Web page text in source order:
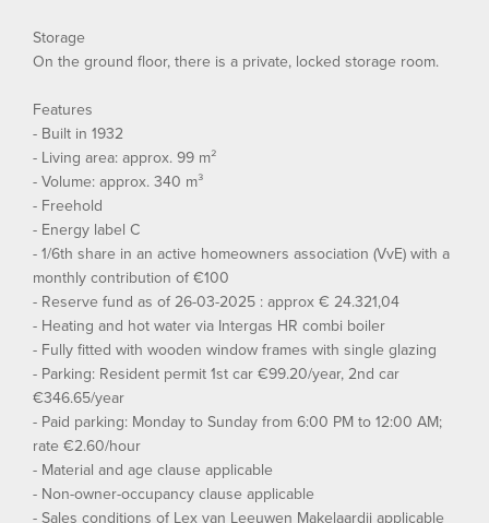
Storage
On the ground floor, there is a private, locked storage room.
Features
- Built in 1932
- Living area: approx. 99 m²
- Volume: approx. 340 m³
- Freehold
- Energy label C
- 1/6th share in an active homeowners association (VvE) with a
monthly contribution of €100
- Reserve fund as of 26-03-2025 : approx € 24.321,04
- Heating and hot water via Intergas HR combi boiler
- Fully fitted with wooden window frames with single glazing
- Parking: Resident permit 1st car €99.20/year, 2nd car
€346.65/year
- Paid parking: Monday to Sunday from 6:00 PM to 12:00 AM;
rate €2.60/hour
- Material and age clause applicable
- Non-owner-occupancy clause applicable
- Sales conditions of Lex van Leeuwen Makelaardij applicable